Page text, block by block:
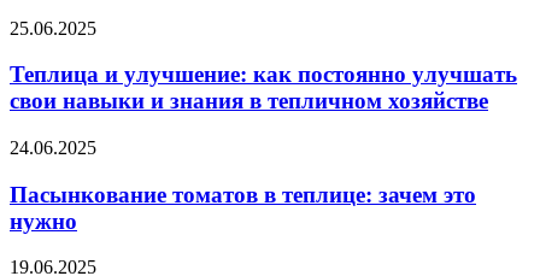
25.06.2025
Теплица и улучшение: как постоянно улучшать
свои навыки и знания в тепличном хозяйстве
24.06.2025
Пасынкование томатов в теплице: зачем это
нужно
19.06.2025